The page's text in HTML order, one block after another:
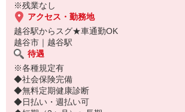
※残業なし
アクセス・勤務地
越谷駅からスグ★車通勤OK
越谷市｜越谷駅
待遇
※各種規定有
◆社会保険完備
◆無料定期健康診断
◆日払い・週払い可